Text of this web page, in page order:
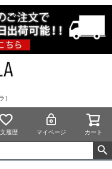
］
履歴 マイページ カート